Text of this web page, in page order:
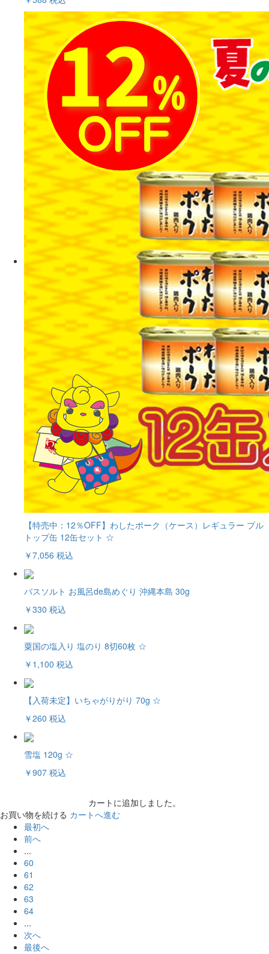
【特売中：12％OFF】わしたポーク（ケース）レギュラー プル
トップ缶 12缶セット ☆
￥7,056 税込
バスソルト お風呂de島めぐり 沖縄本島 30g
￥330 税込
粟国の塩入り 塩のり 8切60枚 ☆
￥1,100 税込
【入荷未定】いちゃがりがり 70g ☆
￥260 税込
雪塩 120g ☆
￥907 税込
カートに追加しました。
お買い物を続ける カートへ進む
最初へ
前へ
...
60
61
62
63
64
...
次へ
最後へ